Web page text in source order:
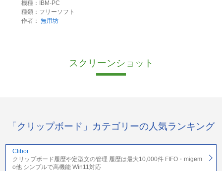
機種：IBM-PC
種類：フリーソフト
作者： 無用坊
スクリーンショット
「クリップボード」カテゴリーの人気ランキング
Clibor
クリップボード履歴や定型文の管理 履歴は最大10,000件 FIFO・migem
o他 シンプルで高機能 Win11対応